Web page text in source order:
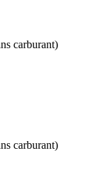
carburant)
carburant)